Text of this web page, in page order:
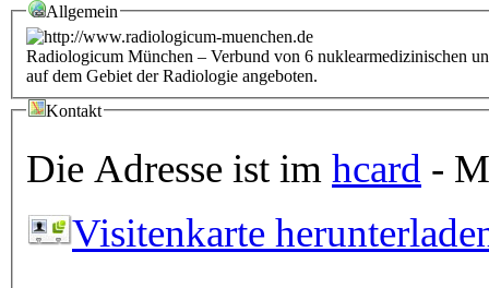
Allgemein
Radiologicum München – Verbund von 6 nuklearmedizinischen
auf dem Gebiet der Radiologie angeboten.
Kontakt
Die Adresse ist im hcard -
Visitenkarte